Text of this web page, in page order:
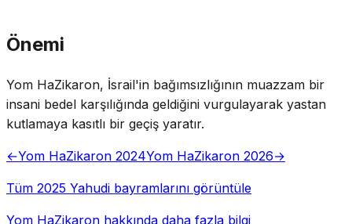
Önemi
Yom HaZikaron, İsrail'in bağımsızlığının muazzam bir
insani bedel karşılığında geldiğini vurgulayarak yastan
kutlamaya kasıtlı bir geçiş yaratır.
←Yom HaZikaron 2024Yom HaZikaron 2026→
Tüm 2025 Yahudi bayramlarını görüntüle
Yom HaZikaron hakkında daha fazla bilgi